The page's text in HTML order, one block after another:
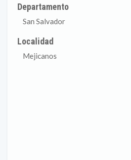
Departamento
San Salvador
Localidad
Mejicanos